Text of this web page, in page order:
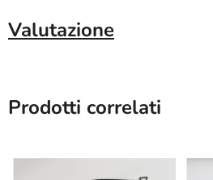
Valutazione
Prodotti correlati